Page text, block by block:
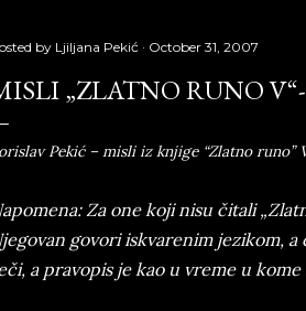
by Ljiljana Pekić October 31, 2007
„ZLATNO RUNO
Pekić – misli iz knjige “Zlatno runo”
Za one koji nisu čitali
govori iskvarenim jezikom,
a pravopis je kao u vreme u kome